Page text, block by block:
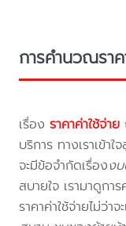
การคำนวณรา
เรื่องราคาค่าใช้จ่าย
บริการ ทางเราเข้า
จะมีข้อจำกัดเรื่องง
สบายใจ เรามาดูก
ราคาค่าใช้จ่ายไม่ว่า